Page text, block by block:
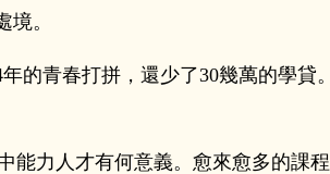
。
的青春打拼，還少了30幾萬的學貸。
能力人才有何意義。愈來愈多的課程